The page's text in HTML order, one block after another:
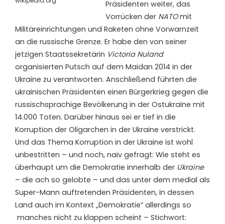
Präsidenten weiter, das
Vorrücken der NATOmit
Militäreinrichtungen und Raketen ohne Vorwarnzeit
an die russische Grenze. Er habe den von seiner
jetzigen Staatssekretärin Victoria Nuland
organisierten Putsch auf dem Maidan 2014 in der
Ukraine zu verantworten. Anschließend führten die
ukrainischen Präsidenten einen Bürgerkrieg gegen die
russischsprachige Bevölkerung in der Ostukraine mit
14.000 Toten. Darüber hinaus sei er tief in die
Korruption der Oligarchen in der Ukraine verstrickt.
Und das Thema Korruption in der Ukraine ist wohl
unbestritten – und noch, naiv gefragt: Wie steht es
überhaupt um die Demokratie innerhalb der Ukraine
– die ach so gelobte – und das unter dem medial als
Super-Mann auftretenden Präsidenten, in dessen
Land auch im Kontext „Demokratie“ allerdings so
manches nicht zu klappen scheint – Stichwort: